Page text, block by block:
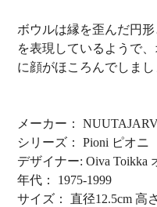
ボウルは縁を歪んだ円
を表現しているようで
に顔がほころんでしまし
メーカー：
シリーズ： Pioni ピオニ
デザイナー: Oiva Toikka
年代： 1975-1999
サイズ： 直径12.5cm 高